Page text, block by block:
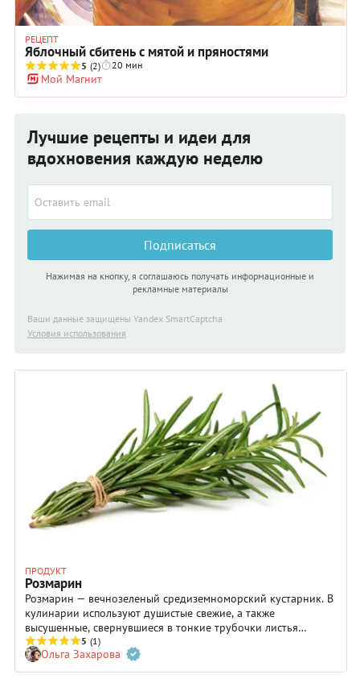
РЕЦЕПТ
Яблочный сбитень с мятой и пряностями
5 (2) 20 мин
Мой Магнит
Лучшие рецепты и идеи для
вдохновения каждую неделю
Подписаться
Нажимая на кнопку, я соглашаюсь получать информационные и
рекламные материалы
Ваши данные защищены Yandex SmartCaptcha
Условия использования
ПРОДУКТ
Розмарин
Розмарин — вечнозеленый средиземноморский кустарник. В
кулинарии используют душистые свежие, а также
высушенные, свернувшиеся в тонкие трубочки листья
растения со своеобразным, узнаваемым вкусом и ароматом.
А еще розмарин очень полезен для здоровья. В романе «Три
мушкетёра» у д’Артаньяна был рецепт целебного бальзама,
5 (1)
Ольга Захарова